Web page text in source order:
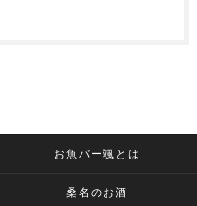
お魚バー颯とは
桑名のお酒